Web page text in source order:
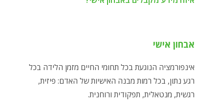
אבחון אישי
אינפורמציה הנוגעת בכל תחומי החיים מזמן הלידה בכל
רגע נתון, בכל רמות מבנה האישיות של האדם: פיזית,
רגשית, מנטאלית, תפקודית ורוחנית.